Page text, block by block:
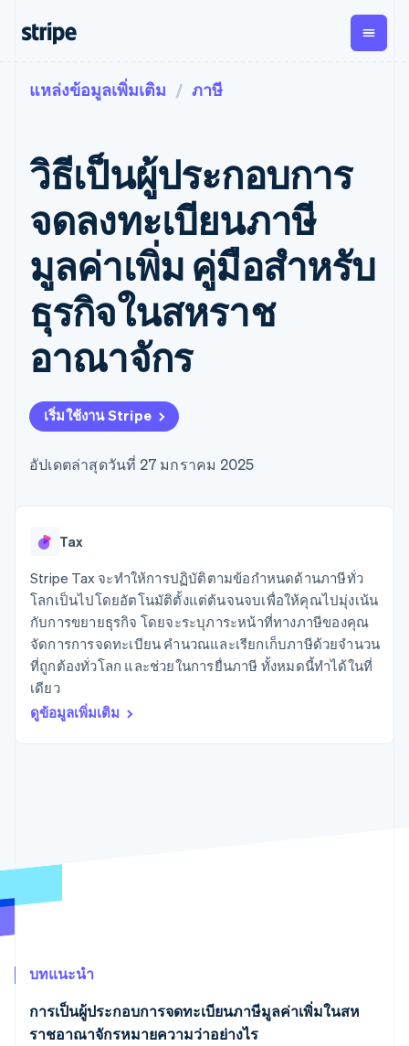
การชำระเงิน
การชำระเงิน
ออนไลน์
Payment links
การชำระเงิน
เขียนโค้ด
Checkout
UI การชำระ
เงินสำเร็จรูป
Elements
องค์ประกอบ UI
ที่ยืดหยุ่น
วิธีการชำระ
มากกว่า 125
รายการ
Authorization
ยกระดับการ
รวดเร็วขึ้น
รายรับ
รายรับตาม
แบบแผนล่วง
หน้า
Metronome
การเรียกเก็บ
เงินตามการ
ใช้งาน
การชำระเงิน
ตามรอบบิล
การจัดการ
การชำระเงิน
ตามรอบบิล
Invoicing
ครั้งเดียวหรือ
ตามแบบแผน
ขายและ VAT
อัตโนมัติ
Revenue
Data
Pipeline
การซิงค์
ข้อมูล
Global
Payouts
เบิกจ่าย
ให้กับ
บุคคลที่
สาม
เพิ่มเติม
ดูสิ่งที่กำลังจะมาถึง
Climate
Stripe Sessions 2026
ดูว่า Stripe กำลังสร้างโครงสร้างพื้นฐานระบบเศรษฐกิจสำหรับ
AI อย่างไร
รับชมเลย
ตามขั้น
ตามกรณีใช้งาน
การค้าแบบใช้เอเจนต์
อีคอมเมิร์ซ
บริการทางการเงินที่ผสาน
รวมในตัว
การทำงานอัตโนมัติด้าน
การเงิน
ธุรกิจทั่วโลก
การชำระเงินในแอป
การจัดการเงิน
แพลตฟอร์ม
แวดวงครีเอเตอร์
เกม
การบริการ การเดินทาง
และสันทนาการ
ประกันภัย
สื่อและความบันเทิง
องค์กรไม่แสวงผลกำไร
ธุรกิจค้าปลีก
เอกสารประกอบ
ไลบรารีและ SDK
Stripe Apps
คู่มือ
รับการชำระเงินออนไลน์
ติดตั้งใช้งานการชำระเงิน
สำเร็จรูป
สร้างแพลตฟอร์มหรือ
มาร์เก็ตเพลส
จัดการการชำระเงินตาม
เสนอการเรียกเก็บเงินตาม
การใช้งาน
รองรับอยู่
จัดเตรียมและจัดการ
การเชื่อมต่อการทำงาน
แอป
ตัวอย่างโค้ด
บล็อกของนักพัฒนา
สถานะ API
เรียนรู้
คู่มือ
การสนับสนุน
รับการสนับสนุน
แพ็กเกจการสนับสนุนที่ได้
รับการจัดการ
บริการเฉพาะทาง
บริษัท
แผนงานผลิตภัณฑ์
การประชุมประจำปีแบบ
เซสชัน
การติดต่อ
ติดต่อฝ่ายขาย
สมัครเป็นพาร์ทเนอร์
แหล่งข้อมูลเพิ่มเติม ภาษี
วิธีเป็นผู้ประกอบการ
จดลงทะเบียนภาษี
มูลค่าเพิ่ม คู่มือสําหรับ
ธุรกิจในสหราช
อาณาจักร
เริ่มใช้งาน Stripe
อัปเดตล่าสุดวันที่ 27 มกราคม 2025
Tax
Stripe Tax จะทำให้การปฏิบัติตามข้อกำหนดด้านภาษีทั่ว
โลกเป็นไปโดยอัตโนมัติตั้งแต่ต้นจนจบเพื่อให้คุณไปมุ่งเน้น
กับการขยายธุรกิจ โดยจะระบุภาระหน้าที่ทางภาษีของคุณ
จัดการการจดทะเบียน คำนวณและเรียกเก็บภาษีด้วยจำนวน
ที่ถูกต้องทั่วโลก และช่วยในการยื่นภาษี ทั้งหมดนี้ทำได้ในที่
เดียว
ดูข้อมูลเพิ่มเติม
บทแนะนำ
การเป็นผู้ประกอบการจดทะเบียนภาษีมูลค่าเพิ่มในสห
ราชอาณาจักรหมายความว่าอย่างไร